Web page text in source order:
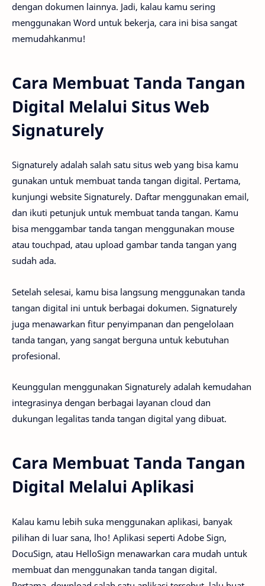
dengan dokumen lainnya. Jadi, kalau kamu sering
menggunakan Word untuk bekerja, cara ini bisa sangat
memudahkanmu!
Cara Membuat Tanda Tangan
Digital Melalui Situs Web
Signaturely
Signaturely adalah salah satu situs web yang bisa kamu
gunakan untuk membuat tanda tangan digital. Pertama,
kunjungi website Signaturely. Daftar menggunakan email,
dan ikuti petunjuk untuk membuat tanda tangan. Kamu
bisa menggambar tanda tangan menggunakan mouse
atau touchpad, atau upload gambar tanda tangan yang
sudah ada.
Setelah selesai, kamu bisa langsung menggunakan tanda
tangan digital ini untuk berbagai dokumen. Signaturely
juga menawarkan fitur penyimpanan dan pengelolaan
tanda tangan, yang sangat berguna untuk kebutuhan
profesional.
Keunggulan menggunakan Signaturely adalah kemudahan
integrasinya dengan berbagai layanan cloud dan
dukungan legalitas tanda tangan digital yang dibuat.
Cara Membuat Tanda Tangan
Digital Melalui Aplikasi
Kalau kamu lebih suka menggunakan aplikasi, banyak
pilihan di luar sana, lho! Aplikasi seperti Adobe Sign,
DocuSign, atau HelloSign menawarkan cara mudah untuk
membuat dan menggunakan tanda tangan digital.